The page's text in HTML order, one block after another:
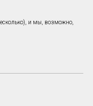
и мы, возможно,